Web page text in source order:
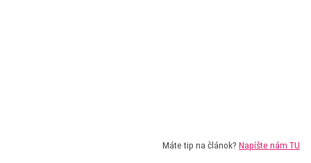
Máte tip na článok? Napíšte nám TU